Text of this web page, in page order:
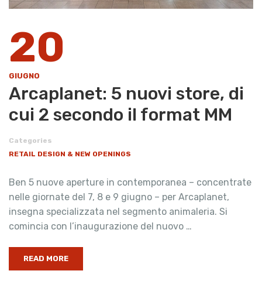
20
GIUGNO
Arcaplanet: 5 nuovi store, di
cui 2 secondo il format MM
Categories
RETAIL DESIGN & NEW OPENINGS
Ben 5 nuove aperture in contemporanea – concentrate
nelle giornate del 7, 8 e 9 giugno – per Arcaplanet,
insegna specializzata nel segmento animaleria. Si
comincia con l’inaugurazione del nuovo …
READ MORE